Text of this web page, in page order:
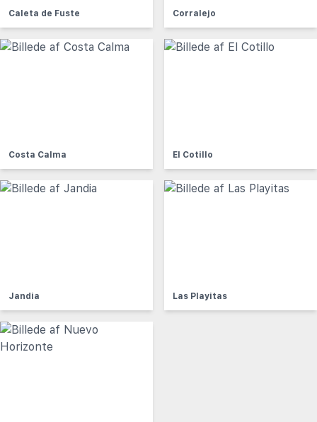
Caleta de Fuste Corralejo
Costa Calma El Cotillo
Jandia Las Playitas